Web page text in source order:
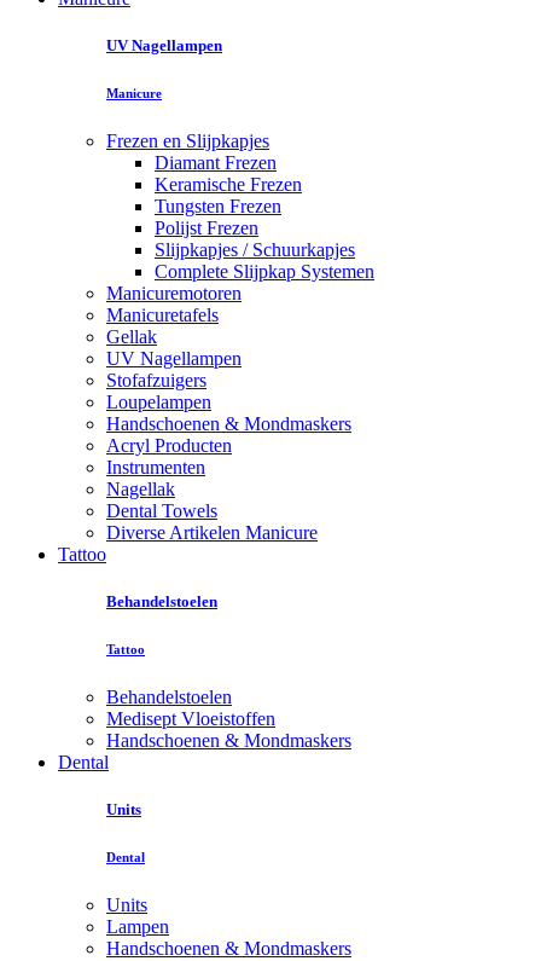
UV Nagellampen
Manicure
Frezen en Slijpkapjes
Diamant Frezen
Keramische Frezen
Tungsten Frezen
Polijst Frezen
Slijpkapjes / Schuurkapjes
Complete Slijpkap Systemen
Manicuremotoren
Manicuretafels
Gellak
UV Nagellampen
Stofafzuigers
Loupelampen
Handschoenen & Mondmaskers
Acryl Producten
Instrumenten
Nagellak
Dental Towels
Diverse Artikelen Manicure
Tattoo
Behandelstoelen
Tattoo
Behandelstoelen
Medisept Vloeistoffen
Handschoenen & Mondmaskers
Dental
Units
Dental
Units
Lampen
Handschoenen & Mondmaskers